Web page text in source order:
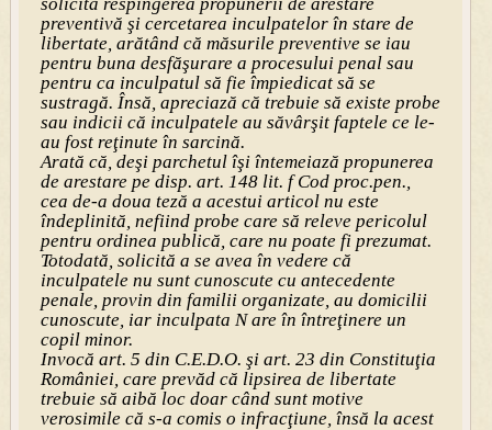
preventivă şi cercetarea inculpatelor în stare de
libertate, arătând că măsurile preventive se iau
pentru buna desfăşurare a procesului penal sau
pentru ca inculpatul să fie împiedicat să se
sustragă. Însă, apreciază că trebuie să existe probe
sau indicii că inculpatele au săvârşit faptele ce le-
au fost reţinute în sarcină.
Arată că, deşi parchetul îşi întemeiază propunerea
de arestare pe disp. art. 148 lit. f Cod proc.pen.,
cea de-a doua teză a acestui articol nu este
îndeplinită, nefiind probe care să releve pericolul
pentru ordinea publică, care nu poate fi prezumat.
Totodată, solicită a se avea în vedere că
inculpatele nu sunt cunoscute cu antecedente
penale, provin din familii organizate, au domicilii
cunoscute, iar inculpata N are în întreţinere un
copil minor.
Invocă art. 5 din C.E.D.O. şi art. 23 din Constituţia
României, care prevăd că lipsirea de libertate
trebuie să aibă loc doar când sunt motive
verosimile că s-a comis o infracţiune, însă la acest